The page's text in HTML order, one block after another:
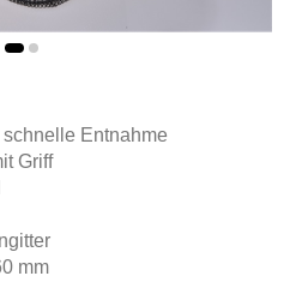
Entnahme
Griff
mm